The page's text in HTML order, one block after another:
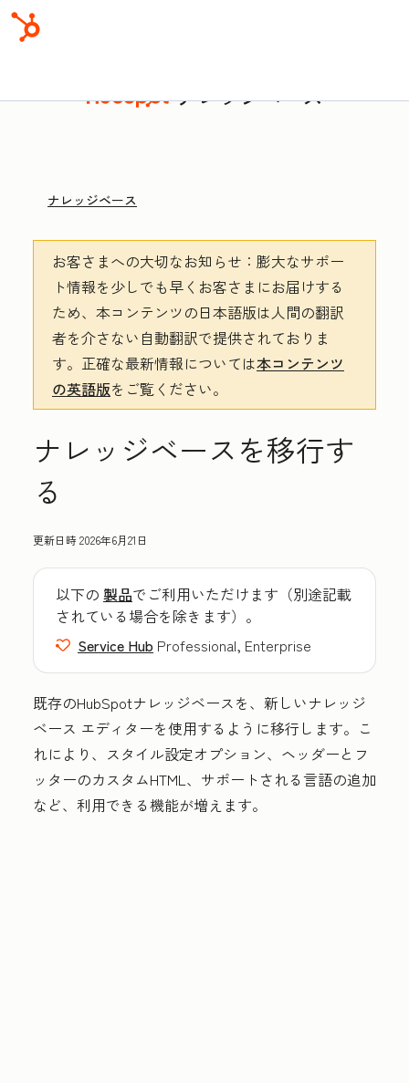
ナレッジベース
ナレッジベース
お客さまへの大切なお知らせ ：膨大なサポー
ト情報を少しでも早くお客さまにお届けする
ため、本コンテンツの日本語版は人間の翻訳
者を介さない自動翻訳で提供されておりま
す。 正確な最新情報については本コンテンツ
の英語版をご覧ください。
ナレッジベースを移行す
る
更新日時2026年6月21日
以下の 製品でご利用いただけます（別途記載
されている場合を除きます）。
Service Hub Professional, Enterprise
既存のHubSpotナレッジベースを、新しいナレッジ
ベース エディターを使用するように移行します。こ
れにより、スタイル設定オプション、ヘッダーとフ
ッターのカスタムHTML、サポートされる言語の追加
など、利用できる機能が増えます。